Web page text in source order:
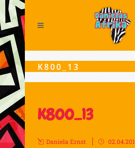
K800_13
K800_13
Daniela Ernst